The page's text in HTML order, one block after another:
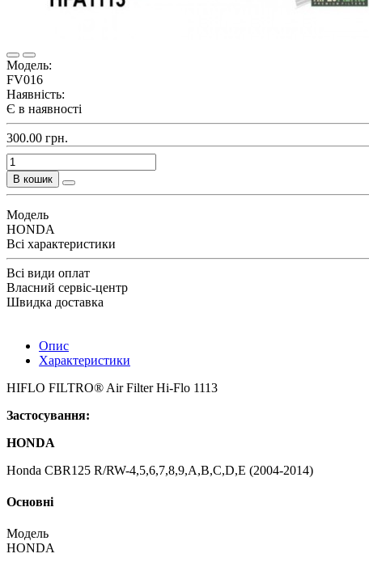
Модель:
FV016
Наявність:
Є в наявності
300.00 грн.
В кошик
Модель
HONDA
Всі характеристики
Всі види оплат
Власний сервіс-центр
Швидка доставка
Опис
Характеристики
HIFLO FILTRO® Air Filter Hi-Flo 1113
Застосування:
HONDA
Honda CBR125 R/RW-4,5,6,7,8,9,A,B,C,D,E (2004-2014)
Основні
Модель
HONDA